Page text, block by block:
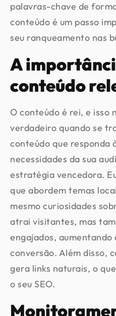
palavras-chave de
conteúdo é um passo
seu ranqueamento nas
A
conteúdo
O conteúdo é rei, e isso
verdadeiro quando se
conteúdo que responda
necessidades da sua
estratégia vencedora.
que abordem temas
mesmo curiosidades
atrai visitantes, mas
engajados, aumentando
conversão. Além disso,
gera links naturais, o
o seu SEO.